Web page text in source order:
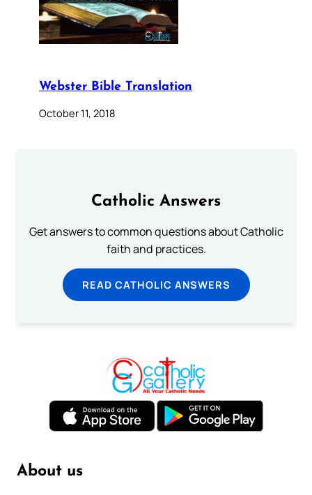
Webster Bible Translation
October 11, 2018
Catholic Answers
Get answers to common questions about Catholic
faith and practices.
READ CATHOLIC ANSWERS
About us